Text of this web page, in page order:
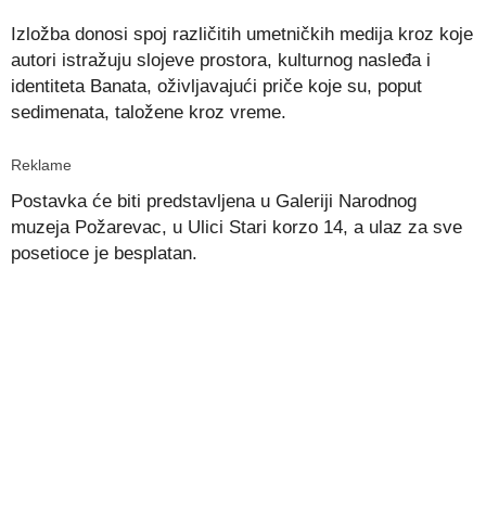
Izložba donosi spoj različitih umetničkih medija kroz koje
autori istražuju slojeve prostora, kulturnog nasleđa i
identiteta Banata, oživljavajući priče koje su, poput
sedimenata, taložene kroz vreme.
Reklame
Postavka će biti predstavljena u Galeriji Narodnog
muzeja Požarevac, u Ulici Stari korzo 14, a ulaz za sve
posetioce je besplatan.